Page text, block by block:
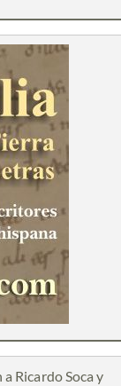
Ricardo Soca y